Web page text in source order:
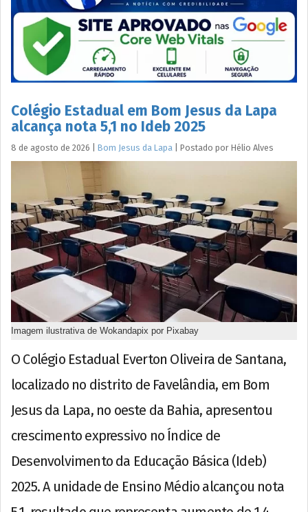
Colégio Estadual em Bom Jesus da Lapa
alcança nota 5,1 no Ideb 2025
8 de agosto de 2026 Bom Jesus da Lapa Postado por Hélio Alves
Imagem ilustrativa de Wokandapix por Pixabay
O Colégio Estadual Everton Oliveira de Santana,
localizado no distrito de Favelândia, em Bom
Jesus da Lapa, no oeste da Bahia, apresentou
crescimento expressivo no Índice de
Desenvolvimento da Educação Básica (Ideb)
2025. A unidade de Ensino Médio alcançou nota